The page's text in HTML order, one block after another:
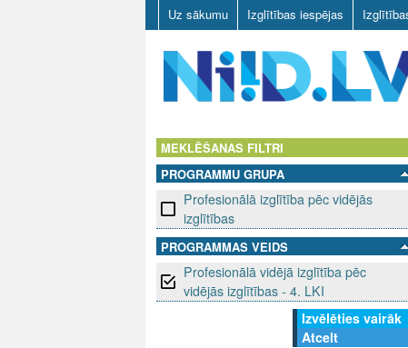
Uz sākumu Izglītības iespējas
D
L
MEKLĒŠANAS FILTRI
PROGRAMMU GRUPA
Profesionālā izglītība pēc vidējās
izglītības
PROGRAMMAS VEIDS
Profesionālā vidējā izglītība pēc
vidējās izglītības - 4. LKI
Izvēlēties vairāk
Atcelt